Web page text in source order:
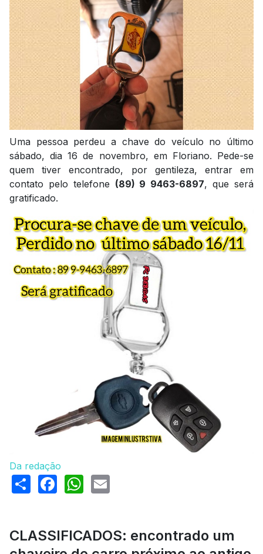
Uma pessoa perdeu a chave do veículo no último
sábado, dia 16 de novembro, em Floriano. Pede-se
quem tiver encontrado, por gentileza, entrar em
contato pelo telefone (89) 9 9463-6897, que será
gratificado.
Da redação
ShareFacebook
WhatsApp
CLASSIFICADOS: encontrado um